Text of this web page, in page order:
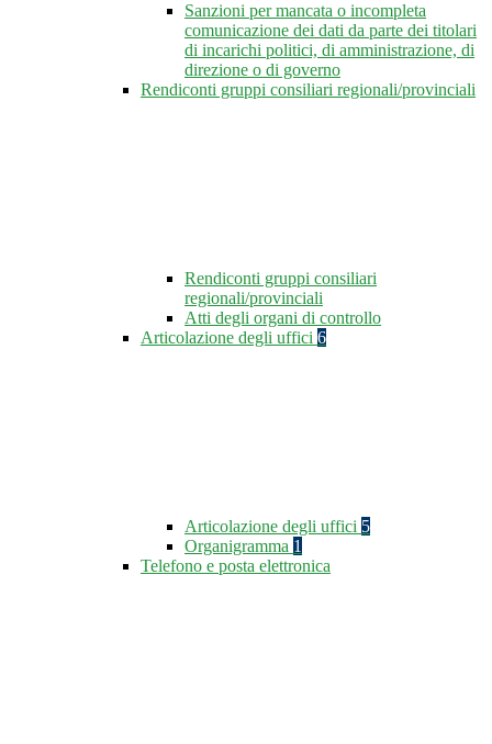
Sanzioni per mancata o incompleta
comunicazione dei dati da parte dei titolari
di incarichi politici, di amministrazione, di
direzione o di governo
Rendiconti gruppi consiliari regionali/provinciali
Rendiconti gruppi consiliari
regionali/provinciali
Atti degli organi di controllo
Articolazione degli uffici 6
Articolazione degli uffici 5
Organigramma 1
Telefono e posta elettronica